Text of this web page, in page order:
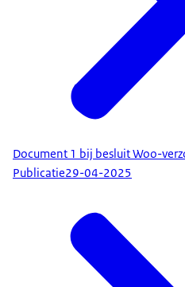
Document 1 bij besluit Woo-
Publicatie29-04-2025